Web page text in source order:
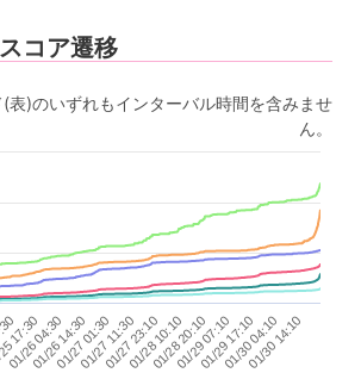
コア遷移
表)のいずれもインターバル時間を含みませ
ん。
01/28 20:10
17:30
01/26 04:30
01/26 14:30
01/27 01:30
01/27 11:30
01/27 23:10
01/28 10:1001/29 07:10
01/29 17:10
01/30 04:10
01/30 14:10